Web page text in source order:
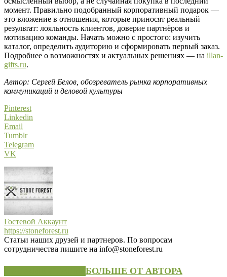
момент. Правильно подобранный корпоративный подарок —
это вложение в отношения, которые приносят реальный
результат: лояльность клиентов, доверие партнёров и
мотивацию команды. Начать можно с простого: изучить
каталог, определить аудиторию и сформировать первый заказ.
Подробнее о возможностях и актуальных решениях — на illan-
gifts.ru.
Автор: Сергей Белов, обозреватель рынка корпоративных
коммуникаций и деловой культуры
Pinterest
Linkedin
Email
Tumblr
Telegram
VK
Гостевой Аккаунт
https://stoneforest.ru
Статьи наших друзей и партнеров. По вопросам
сотрудничества пишите на info@stoneforest.ru
БОЛЬШЕ ОТ АВТОРА